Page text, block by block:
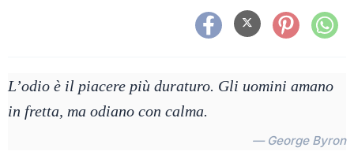
L’odio è il piacere più duraturo. Gli uomini amano
in fretta, ma odiano con calma.
— George Byron